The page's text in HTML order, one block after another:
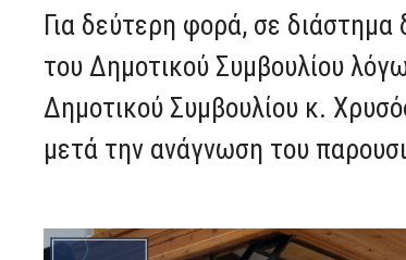
Για δεύτερη φορά, σε
του Δημοτικού Συμβουλίου
Δημοτικού Συμβουλίου κ.
μετά την ανάγνωση του